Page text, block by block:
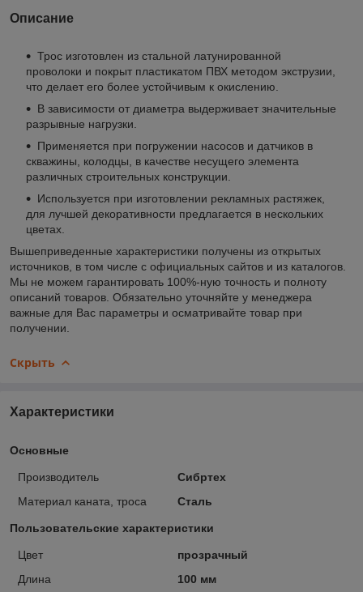
Описание
Трос изготовлен из стальной латунированной
проволоки и покрыт пластикатом ПВХ методом экструзии,
что делает его более устойчивым к окислению.
В зависимости от диаметра выдерживает значительные
разрывные нагрузки.
Применяется при погружении насосов и датчиков в
скважины, колодцы, в качестве несущего элемента
различных строительных конструкции.
Используется при изготовлении рекламных растяжек,
для лучшей декоративности предлагается в нескольких
цветах.
Вышеприведенные характеристики получены из открытых
источников, в том числе с официальных сайтов и из каталогов.
Мы не можем гарантировать 100%-ную точность и полноту
описаний товаров. Обязательно уточняйте у менеджера
важные для Вас параметры и осматривайте товар при
получении.
Скрыть
Характеристики
Основные
Производитель
Сибртех
Материал каната, троса
Сталь
Пользовательские характеристики
Цвет
прозрачный
Длина
100 мм